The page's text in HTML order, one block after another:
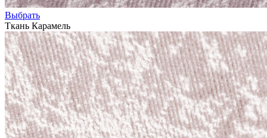
Выбрать
Ткань Карамель